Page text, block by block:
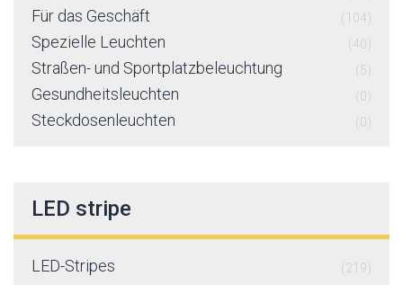
Für das Geschäft (104)
Spezielle Leuchten (40)
Straßen- und Sportplatzbeleuchtung (5)
Gesundheitsleuchten (0)
Steckdosenleuchten (0)
LED stripe
LED-Stripes (219)